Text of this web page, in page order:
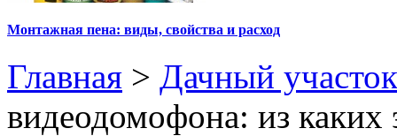
Монтажная пена: виды, свойства и расход
Главная > Дачный участок
видеодомофона: из каких